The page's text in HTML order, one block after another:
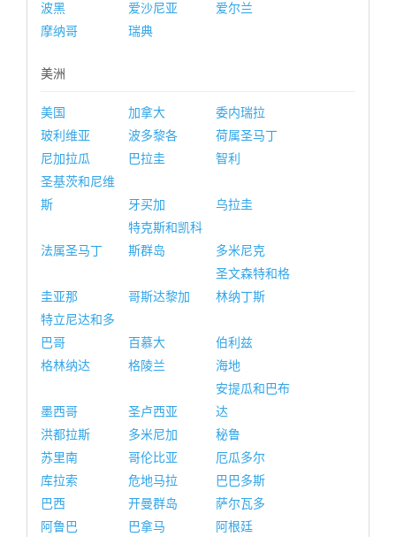
波黑
爱沙尼亚
爱尔兰
摩纳哥
瑞典
美洲
美国 加拿大
委内瑞拉
玻利维亚
波多黎各
荷属圣马丁
尼加拉瓜
巴拉圭
智利
圣基茨和尼维
斯
牙买加 乌拉圭
法属圣马丁
特克斯和凯科
斯群岛
多米尼克
圭亚那 哥斯达黎加
圣文森特和格
林纳丁斯
特立尼达和多
巴哥
百慕大
伯利兹
格林纳达
格陵兰 海地
墨西哥 圣卢西亚
安提瓜和巴布
达
洪都拉斯
多米尼加
秘鲁
苏里南
哥伦比亚
厄瓜多尔
库拉索
危地马拉
巴巴多斯
巴西
开曼群岛
萨尔瓦多
阿鲁巴
巴拿马
阿根廷